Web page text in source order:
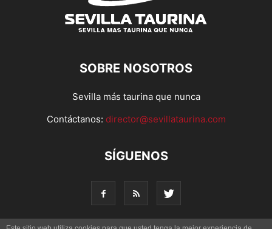
SOBRE NOSOTROS
Sevilla más taurina que nunca
Contáctanos: director@sevillataurina.com
SÍGUENOS